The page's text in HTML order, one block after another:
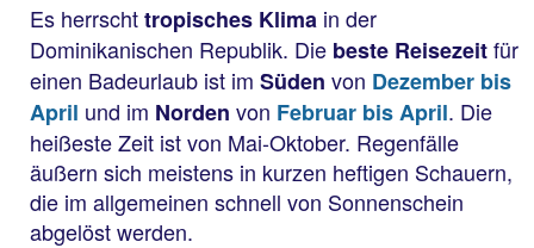
Es herrschttropisches Klima in der
Dominikanischen Republik. Die beste Reisezeitfür
einen Badeurlaub ist im Süden von Dezember bis
April und im Norden von Februar bis April. Die
heißeste Zeit ist von Mai-Oktober. Regenfälle
äußern sich meistens in kurzen heftigen Schauern,
die im allgemeinen schnell von Sonnenschein
abgelöst werden.